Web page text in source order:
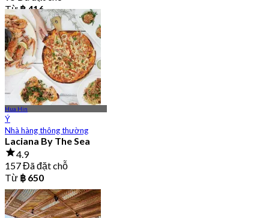
Từ฿ 416
Hua Hin
Ý
Nhà hàng thông thường
Laciana By The Sea
4.9
157 Đã đặt chỗ
Từ ฿ 650